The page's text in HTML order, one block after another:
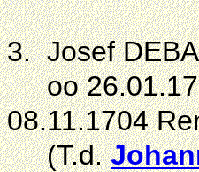
3. Josef
oo
08.11.1704
(T.d.